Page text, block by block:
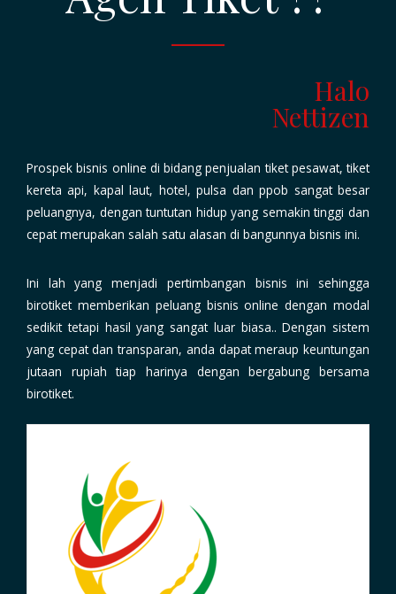
Halo
Nettizen
Prospek bisnis online di bidang penjualantiket pesawat, tiket
kereta api, kapal laut, hotel, pulsa dan ppob sangat besar
peluangnya, dengan tuntutan hidup yang semakin tinggi dan
cepat merupakan salah satu alasan di bangunnya bisnis ini.
Ini lah yang menjadi pertimbangan bisnis ini sehingga
birotiket memberikan peluang bisnis online dengan modal
sedikittetapi hasil yang sangat luar biasa.. Dengan sistem
yang cepat dan transparan, anda dapat meraup keuntungan
jutaan rupiah tiap harinya dengan bergabung bersama
birotiket.